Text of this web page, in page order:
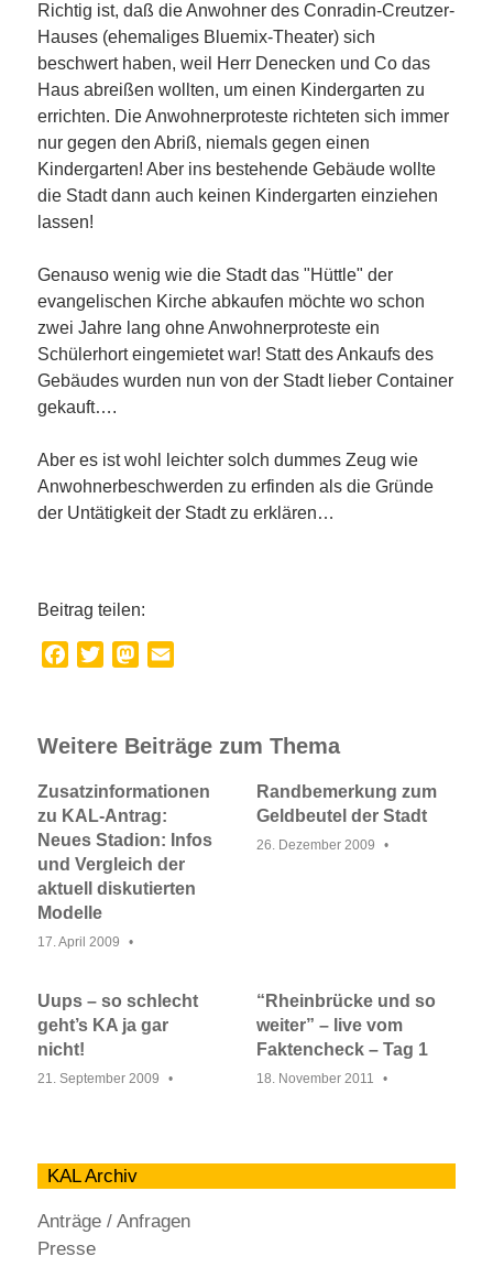
Richtig ist, daß die Anwohner des Conradin-Creutzer-
Hauses (ehemaliges Bluemix-Theater) sich
beschwert haben, weil Herr Denecken und Co das
Haus abreißen wollten, um einen Kindergarten zu
errichten. Die Anwohnerproteste richteten sich immer
nur gegen den Abriß, niemals gegen einen
Kindergarten! Aber ins bestehende Gebäude wollte
die Stadt dann auch keinen Kindergarten einziehen
lassen!
Genauso wenig wie die Stadt das "Hüttle" der
evangelischen Kirche abkaufen möchte wo schon
zwei Jahre lang ohne Anwohnerproteste ein
Schülerhort eingemietet war! Statt des Ankaufs des
Gebäudes wurden nun von der Stadt lieber Container
gekauft….
Aber es ist wohl leichter solch dummes Zeug wie
Anwohnerbeschwerden zu erfinden als die Gründe
der Untätigkeit der Stadt zu erklären…
Beitrag teilen:
Facebook
TwitterMastodon
Weitere Beiträge zum Thema
Zusatzinformationen
zu KAL-Antrag:
Neues Stadion: Infos
und Vergleich der
aktuell diskutierten
Modelle
17. April 2009
Randbemerkung zum
Geldbeutel der Stadt
26. Dezember 2009
Uups – so schlecht
geht’s KA ja gar
nicht!
21. September 2009
“Rheinbrücke und so
weiter” – live vom
Faktencheck – Tag 1
18. November 2011
KAL Archiv
Anträge / Anfragen
Presse